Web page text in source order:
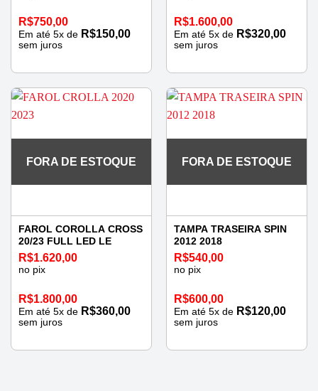
R$750,00
Em até 5x de R$150,00
sem juros
R$1.600,00
Em até 5x de R$320,00
sem juros
FORA DE ESTOQUE
FAROL COROLLA CROSS
20/23 FULL LED LE
R$1.620,00
no pix
R$1.800,00
Em até 5x de R$360,00
sem juros
FORA DE ESTOQUE
TAMPA TRASEIRA SPIN
2012 2018
R$540,00
no pix
R$600,00
Em até 5x de R$120,00
sem juros